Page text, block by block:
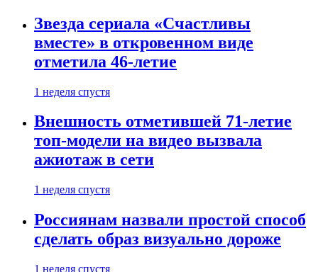
Звезда сериала «Счастливы
вместе» в откровенном виде
отметила 46-летие
1 неделя спустя
Внешность отметившей 71-летие
топ-модели на видео вызвала
ажиотаж в сети
1 неделя спустя
Россиянам назвали простой способ
сделать образ визуально дороже
1 неделя спустя